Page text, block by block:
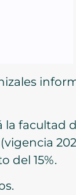
la facultad
del 15%.